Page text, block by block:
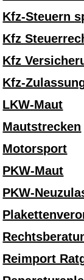
Kfz-Steuern
Kfz
Kfz
Kfz-
LKW-Maut
Mautstrecken
Motorsport
PKW-Maut
PKW-
Reimport